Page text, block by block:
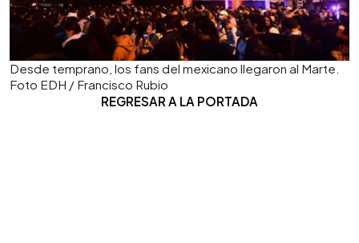
Desde temprano, los fans del mexicano llegaron al Marte.
Foto EDH / Francisco Rubio
REGRESAR A LA PORTADA